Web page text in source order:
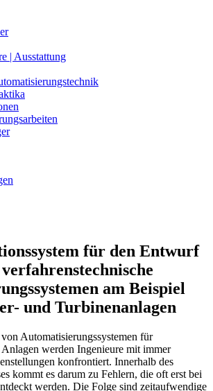
| Ausstattung
für den Entwurf
am Beispiel
und Turbinenanlagen
Automatisierungssystemen für
Anlagen werden Ingenieure mit immer
konfrontiert. Innerhalb des
kommt es darum zu Fehlern, die oft erst bei
werden. Die Folge sind zeitaufwendige